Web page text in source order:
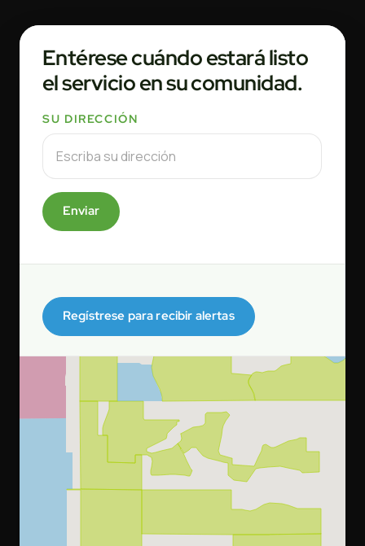
Entérese cuándo estará listo
el servicio en su comunidad.
SU DIRECCIÓN
Enviar
Regístrese para recibir alertas